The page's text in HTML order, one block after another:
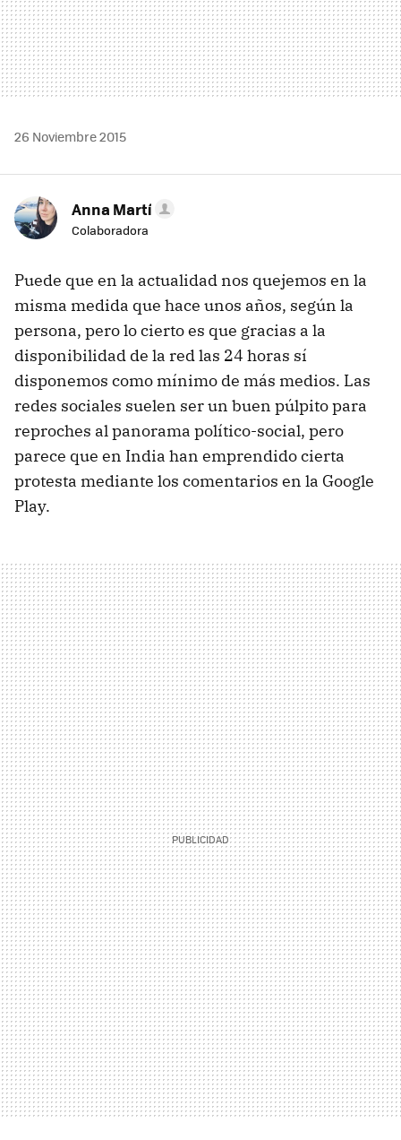
26 Noviembre 2015
Anna Martí
Colaboradora
Puede que en la actualidad nos quejemos en la
misma medida que hace unos años, según la
persona, pero lo cierto es que gracias a la
disponibilidad de la red las 24 horas sí
disponemos como mínimo de más medios. Las
redes sociales suelen ser un buen púlpito para
reproches al panorama político-social, pero
parece que en India han emprendido cierta
protesta mediante los comentarios en la Google
Play.